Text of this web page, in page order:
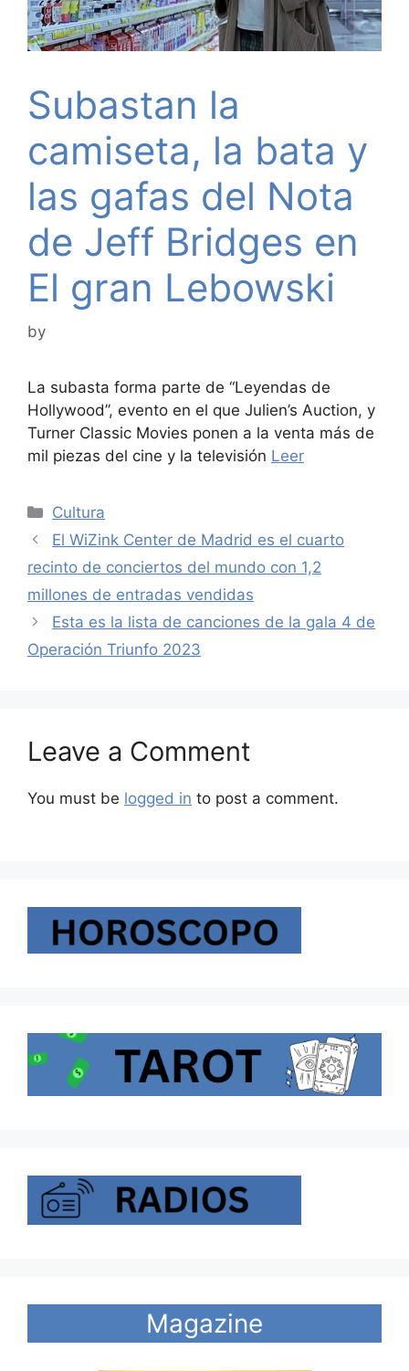
Subastan la
camiseta, la bata y
las gafas del Nota
de Jeff Bridges en
El gran Lebowski
by
La subasta forma parte de “Leyendas de
Hollywood”, evento en el que Julien’s Auction, y
Turner Classic Movies ponen a la venta más de
mil piezas del cine y la televisión Leer
Categories
Cultura
El WiZink Center de Madrid es el cuarto
recinto de conciertos del mundo con 1,2
millones de entradas vendidas
Esta es la lista de canciones de la gala 4 de
Operación Triunfo 2023
Leave a Comment
You must be logged in to post a comment.
Magazine